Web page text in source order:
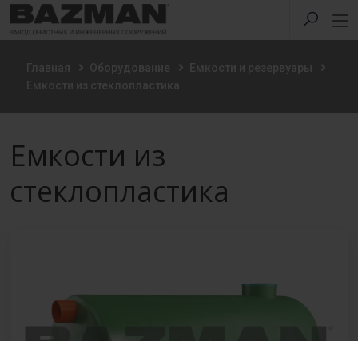
Главная Оборудование
Емкости и резервуары
Емкости из стеклопластика
Емкости из
стеклопластика